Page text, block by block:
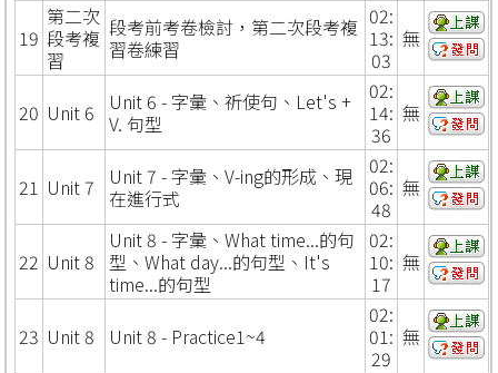
19
第二次
段考複
習
段考前考卷檢討，第二次段考複
習卷練習
02:
13:
03
無
20 Unit 6
Unit 6 - 字彙、祈使句、Let's +
V. 句型
02:
14:
36
無
21 Unit 7
Unit 7 - 字彙、V-ing的形成、現
在進行式
02:
06:
48
無
22 Unit 8
Unit 8 - 字彙、What time...的句
型、What day...的句型、It's
time...的句型
02:
10:
17
無
23 Unit 8 Unit 8 - Practice1~4
02:
01:
29
無